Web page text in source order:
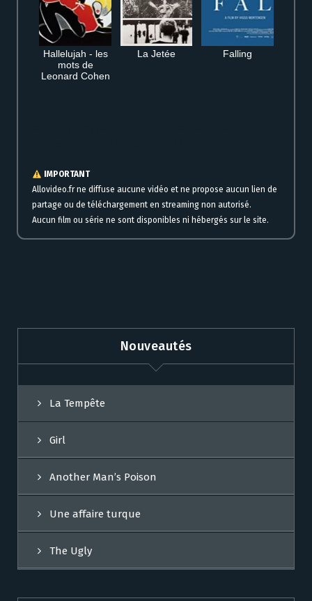
Hallelujah - les
mots de
Leonard Cohen
La Jetée Falling
IMPORTANT
Allovideo.fr ne diffuse aucune vidéo et ne propose aucun lien de
partage ou de téléchargement en streaming non autorisé.
Aucun film ou série ne sont disponibles ni hébergés sur le site.
Nouveautés
La Tempête
Girl
Another Man’s Poison
Une affaire turque
The Ugly